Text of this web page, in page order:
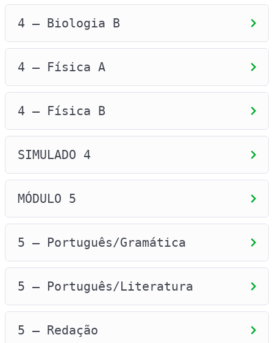
4 – Biologia B
4 – Física A
4 – Física B
SIMULADO 4
MÓDULO 5
5 – Português/Gramática
5 – Português/Literatura
5 – Redação